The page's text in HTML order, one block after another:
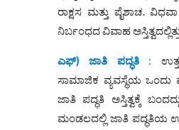
ರಾಕ್ಷಸ ಮತ್ತು ಪೈಶಾಚ.
ನಿರ್ಬಂಧದ ವಿವಾಹ
ಎಫ್) ಜಾತಿ ಪದ್ಧತಿ:
ಸಾಮಾಜಿಕ ವ್ಯವಸ್ಥೆಯ ಒಂದು
ಜಾತಿ ಪದ್ಧತಿ ಅಸ್ತಿತ್ವಕ್ಕೆ
ಮಂಡಲದಲ್ಲಿ ಜಾತಿ ಪದ್ಧತಿಯ